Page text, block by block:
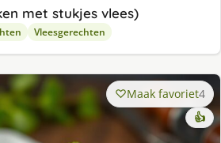
met stukjes vlees)
Vleesgerechten
Maak favoriet4
👍